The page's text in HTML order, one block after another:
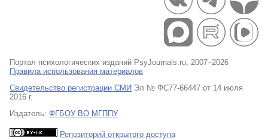
Портал психологических изданий PsyJournals.ru, 2007–2026
Правила использования материалов
Свидетельство регистрации СМИ Эл № ФС77-66447 от 14 июля
2016 г.
Издатель: ФГБОУ ВО МГППУ
Репозиторий открытого доступа